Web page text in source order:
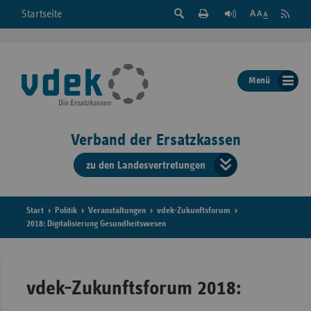
Startseite
Suche
der
Seite
Feed
Menü
Verband der Ersatzkassen
zu den Landesvertretungen
der
Start Politik Veranstaltungen
vdek-Zukunftsforum
2018: Digitalisierung Gesundheitswesen
vdek-Zukunftsforum 2018: